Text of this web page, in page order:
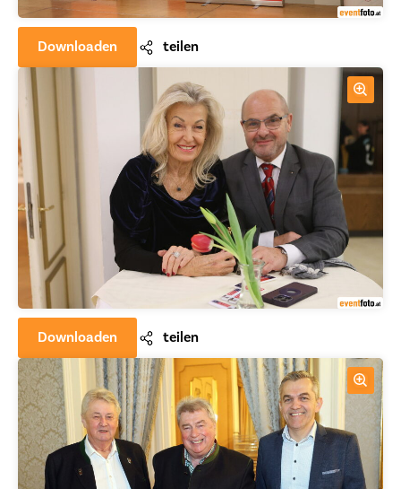
Downloaden teilen
Downloaden teilen